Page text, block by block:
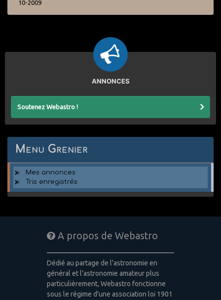
10-2009
ANNONCES
Soutenez Webastro !
Menu Grenier
Mes annonces
Tris enregistrés
A propos de Webastro
Dédié au partage de l'astronomie en
général et l'astronomie amateur plus
particulièrement, Webastro fonctionne
sous le régime d'une association loi 1901